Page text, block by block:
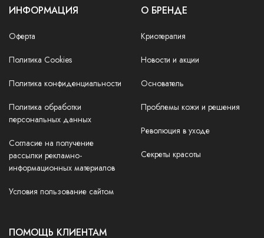
ИНФОРМАЦИЯ
Оферта
Политика Cookies
Политика конфиденциальности
Политика обработки
персональных данных
Согласие на получение
рассылки рекламно-
информационных материалов
Условия пользование сайтом
О БРЕНДЕ
Криотерапия
Новости и акции
Основатель
Проблемы кожи и решения
Революция в уходе
Секреты красоты
ПОМОЩЬ КЛИЕНТАМ